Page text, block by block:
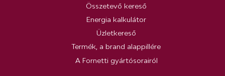
Összetevő kereső
Energia kalkulátor
Üzletkereső
Termék, a brand alappillére
A Fornetti gyártósorairól